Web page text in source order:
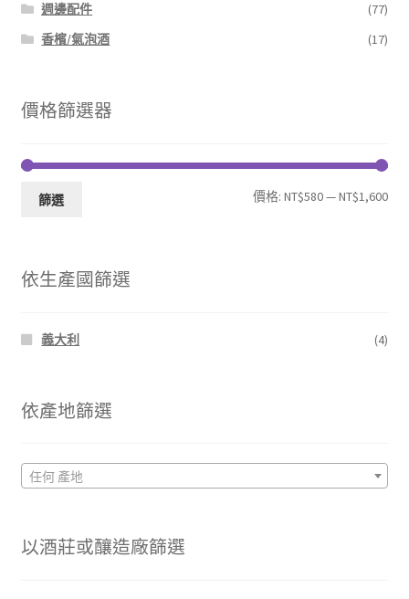
週邊配件
(77)
香檳/氣泡酒
(17)
價格篩選器
最
最
篩選 價格:NT$580—NT$1,600
依生產國篩選
義大利 (4)
依產地篩選
任何 產地
以酒莊或釀造廠篩選